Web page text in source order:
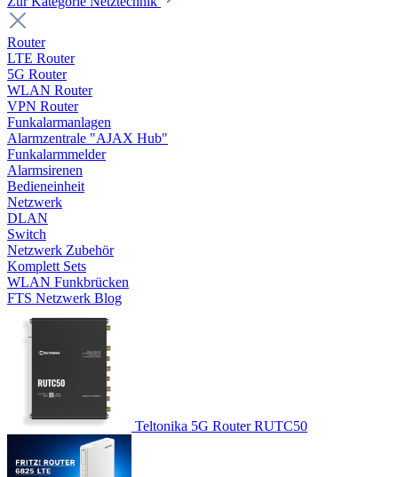
Router
LTE Router
5G Router
WLAN Router
VPN Router
Funkalarmanlagen
Alarmzentrale "AJAX Hub"
Funkalarmmelder
Alarmsirenen
Bedieneinheit
Netzwerk
DLAN
Switch
Netzwerk Zubehör
Komplett Sets
WLAN Funkbrücken
FTS Netzwerk Blog
Teltonika 5G Router RUTC50